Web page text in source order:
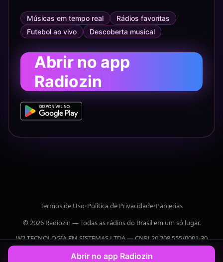
Músicas em tempo real
Rádios favoritas
Futebol ao vivo
Descoberta musical
Abrir no app
Radiozin
Termos de Uso•Política de Privacidade•Parcerias
© 2026 Radiozin — Todas as rádios do Brasil em um só lugar.
W2 TECNOLOGIA EM SISTEMAS LTDA — CNPJ 20.208.555/0001-30
Abrir no app Radiozin